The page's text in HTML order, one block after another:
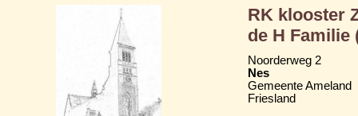
RK klooster
de H Familie
Noorderweg 2
Nes
Gemeente Ameland
Friesland